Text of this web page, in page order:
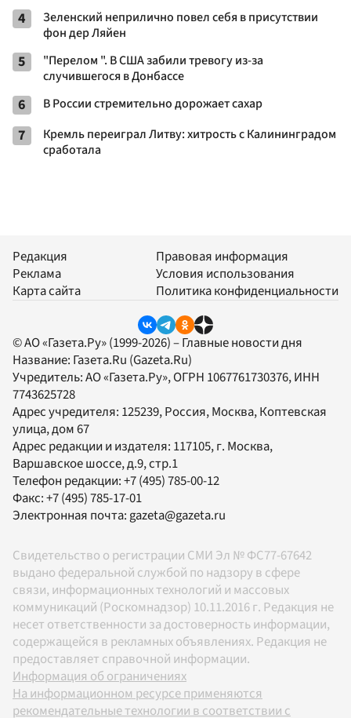
4
Зеленский неприлично повел cебя в присутствии
фон дер Ляйен
5
"Перелом ". В США забили тревогу из-за
случившегося в Донбассе
6 В России стремительно дорожает сахар
7
Кремль переиграл Литву: хитрость с Калининградом
сработала
Редакция
Реклама
Карта сайта
Правовая информация
Условия использования
Политика конфиденциальности
© АО «Газета.Ру» (1999-2026) – Главные новости дня
Название: Газета.Ru (Gazeta.Ru)
Учредитель:АО «Газета.Ру», ОГРН 1067761730376, ИНН
7743625728
Адрес учредителя: 125239, Россия, Москва, Коптевская
улица, дом 67
Адрес редакции и издателя: 117105, г. Москва,
Варшавское шоссе, д.9, стр.1
Телефон редакции:+7 (495) 785-00-12
Факс:+7 (495) 785-17-01
Электронная почта: gazeta@gazeta.ru
Свидетельство о регистрации СМИ Эл № ФС77-67642
выдано федеральной службой по надзору в сфере
связи, информационных технологий и массовых
коммуникаций (Роскомнадзор) 10.11.2016 г. Редакция не
несет ответственности за достоверность информации,
содержащейся в рекламных объявлениях. Редакция не
предоставляет справочной информации.
Информация об ограничениях
На информационном ресурсе применяются
рекомендательные технологии в соответствии с